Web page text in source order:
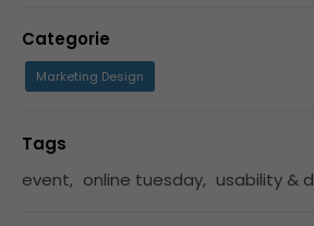
Categorie
Marketing Design
Tags
event, online tuesday, usability &